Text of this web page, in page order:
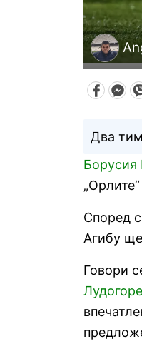
Два
Борусия
Според
Агибу
Говори